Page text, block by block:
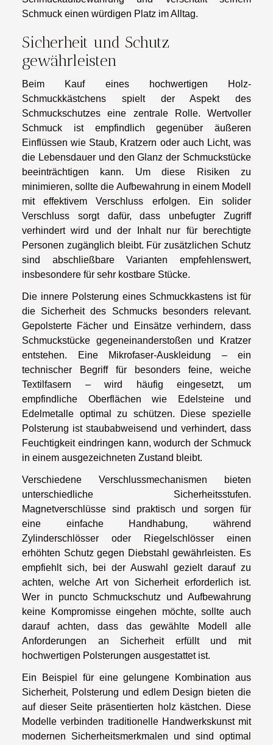
Schmuck einen würdigen Platz im Alltag.
Sicherheit und Schutz
gewährleisten
Beim Kauf eines hochwertigen Holz-
Schmuckkästchens spielt der Aspekt des
Schmuckschutzes eine zentrale Rolle. Wertvoller
Schmuck ist empfindlich gegenüber äußeren
Einflüssen wie Staub, Kratzern oder auch Licht, was
die Lebensdauer und den Glanz der Schmuckstücke
beeinträchtigen kann. Um diese Risiken zu
minimieren, sollte die Aufbewahrung in einem Modell
mit effektivem Verschluss erfolgen. Ein solider
Verschluss sorgt dafür, dass unbefugter Zugriff
verhindert wird und der Inhalt nur für berechtigte
Personen zugänglich bleibt. Für zusätzlichen Schutz
sind abschließbare Varianten empfehlenswert,
insbesondere für sehr kostbare Stücke.
Die innere Polsterung eines Schmuckkastens ist für
die Sicherheit des Schmucks besonders relevant.
Gepolsterte Fächer und Einsätze verhindern, dass
Schmuckstücke gegeneinanderstoßen und Kratzer
entstehen. Eine Mikrofaser-Auskleidung – ein
technischer Begriff für besonders feine, weiche
Textilfasern – wird häufig eingesetzt, um
empfindliche Oberflächen wie Edelsteine und
Edelmetalle optimal zu schützen. Diese spezielle
Polsterung ist staubabweisend und verhindert, dass
Feuchtigkeit eindringen kann, wodurch der Schmuck
in einem ausgezeichneten Zustand bleibt.
Verschiedene Verschlussmechanismen bieten
unterschiedliche Sicherheitsstufen.
Magnetverschlüsse sind praktisch und sorgen für
eine einfache Handhabung, während
Zylinderschlösser oder Riegelschlösser einen
erhöhten Schutz gegen Diebstahl gewährleisten. Es
empfiehlt sich, bei der Auswahl gezielt darauf zu
achten, welche Art von Sicherheit erforderlich ist.
Wer in puncto Schmuckschutz und Aufbewahrung
keine Kompromisse eingehen möchte, sollte auch
darauf achten, dass das gewählte Modell alle
Anforderungen an Sicherheit erfüllt und mit
hochwertigen Polsterungen ausgestattet ist.
Ein Beispiel für eine gelungene Kombination aus
Sicherheit, Polsterung und edlem Design bieten die
auf dieser Seite präsentierten holz kästchen. Diese
Modelle verbinden traditionelle Handwerkskunst mit
modernen Sicherheitsmerkmalen und sind optimal